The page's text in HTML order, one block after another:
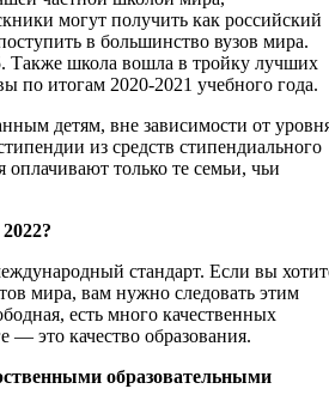
могут получить как российский
в большинство вузов мира.
Также школа вошла в тройку лучших
по итогам 2020-2021 учебного года.
детям, вне зависимости от
из средств стипендиального
только те семьи, чьи
стандарт. Если вы
мира, вам нужно следовать этим
есть много качественных
— это качество образования.
образовательными